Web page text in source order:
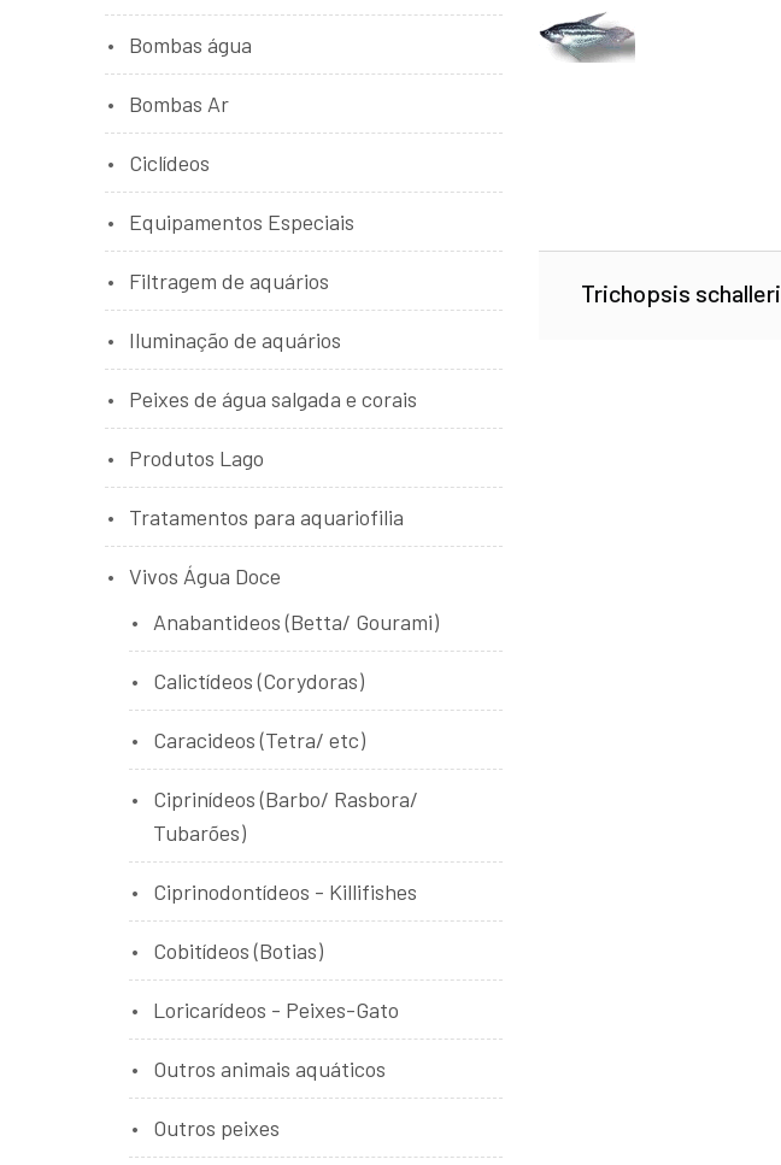
Trichopsis schalleri
Bombas água
Bombas Ar
Ciclídeos
Equipamentos Especiais
Filtragem de aquários
Iluminação de aquários
Peixes de água salgada e corais
Produtos Lago
Tratamentos para aquariofilia
Vivos Água Doce
Anabantideos (Betta/ Gourami)
Calictídeos (Corydoras)
Caracideos (Tetra/ etc)
Ciprinídeos (Barbo/ Rasbora/
Tubarões)
Ciprinodontídeos - Killifishes
Cobitídeos (Botias)
Loricarídeos - Peixes-Gato
Outros animais aquáticos
Outros peixes